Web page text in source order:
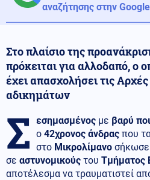
αναζήτησης στην
Στο πλαίσιο της
πρόκειται για αλλοδαπό, ο
έχει απασχολήσει τις
αδικημάτων
Σ εσημασμένος με βαρύ
ο 42χρονος άνδρας που
στο Μικρολίμανο
σε αστυνομικούς του Τμήματος
αποτέλεσμα να τραυματιστεί